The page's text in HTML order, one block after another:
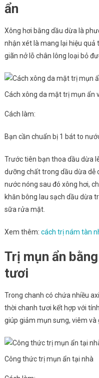
ẩn
Xông hơi bằng dầu dừa là
nhận xét là mang lại hiệu quả
giãn nở lỗ chân lông loại bỏ
Cách xông da mặt trị mụn ẩn
Cách làm:
Bạn cần chuẩn bị 1 bát to
Trước tiên bạn thoa dầu dừa
dưỡng chất trong dầu dừa dễ
nước nóng sau đó xông hơi,
khăn bông lau sạch dầu dừa
sữa rửa mặt.
Xem thêm: cách trị nám tàn
Trị mụn ẩn
tươi
Trong chanh có chứa nhiều
thời chanh tươi kết hợp với
giúp giảm mụn sưng, viêm và
Công thức trị mụn ẩn tại nhà